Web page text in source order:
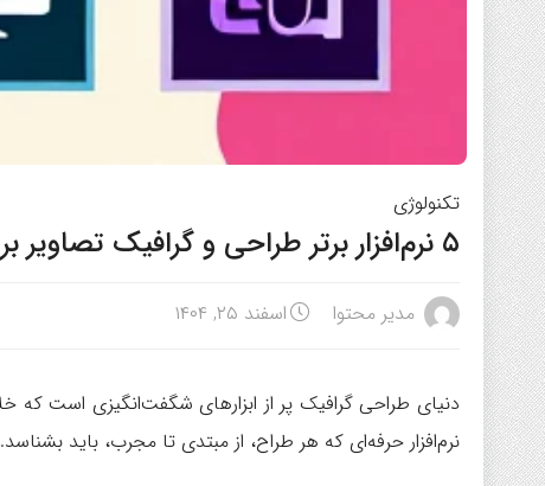
تکنولوژی
۵ نرم‌افزار برتر طراحی و گرافیک تصاویر برای خلاقان دنیای دیجیتال
مدیر محتوا اسفند ۲۵, ۱۴۰۴
نرم‌افزار حرفه‌ای که هر طراح، از مبتدی تا مجرب، باید بشناسد.